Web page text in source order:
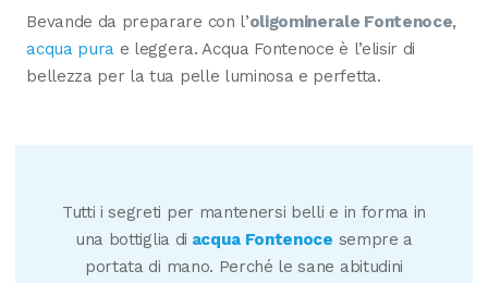
Bevande da preparare con l’oligominerale Fontenoce,
acqua pura e leggera. Acqua Fontenoce è l’elisir di
bellezza per la tua pelle luminosa e perfetta.
Tutti i segreti per mantenersi belli e in forma in
una bottiglia di acqua Fontenoce sempre a
portata di mano. Perché le sane abitudini